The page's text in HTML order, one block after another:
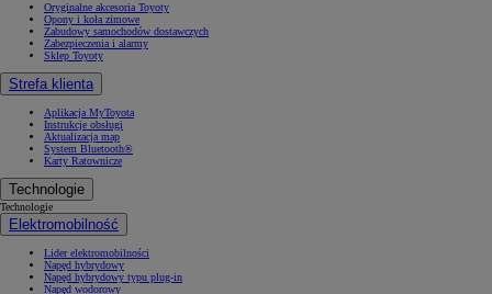
Oryginalne akcesoria Toyoty
Opony i koła zimowe
Zabudowy samochodów dostawczych
Zabezpieczenia i alarmy
Sklep Toyoty
Strefa klienta
Aplikacja MyToyota
Instrukcje obsługi
Aktualizacja map
System Bluetooth®
Karty Ratownicze
Technologie
Technologie
Elektromobilność
Lider elektromobilności
Napęd hybrydowy
Napęd hybrydowy typu plug-in
Napęd wodorowy